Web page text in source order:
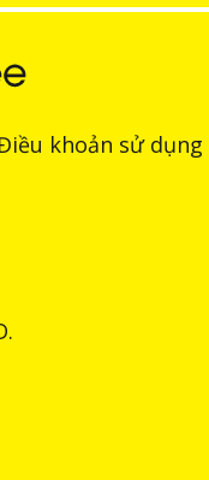
khoản sử dụng